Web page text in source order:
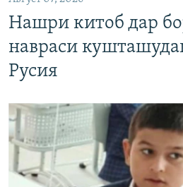
Нашри китоб дар
навраси
Русия